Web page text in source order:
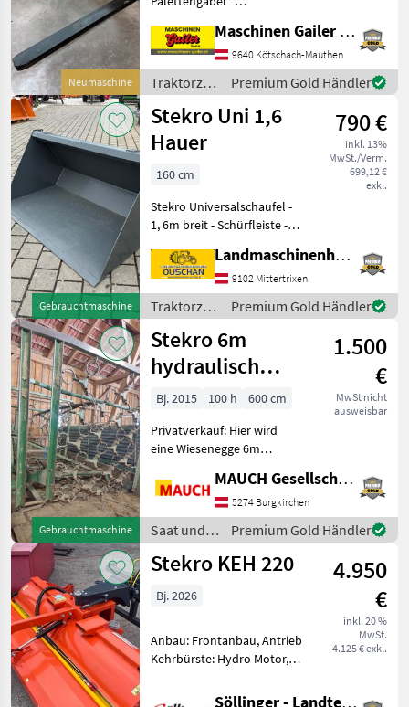
Neumaschine
Zinkenlänge 120 cm *
Zinkendimension Breite 100
mm, Stärke 40 mm *
Tragkraft 2500 kg *
Eigengewicht 21
Maschinen Gailer GmbH
9640 Kötschach-Mauthen
Traktorzubehör
/ Stekro
Premium Gold Händler
Gebrauchtmaschine
Stekro Uni 1,6
Hauer
790 €
inkl. 13%
MwSt./Verm.
699,12 €
exkl.
160 cm
Stekro Universalschaufel -
1, 6m breit - Schürfleiste -
verfügbar Wir sind gerne
telefonisch für Sie
erreichbar, oder besuche
Landmaschinenhandel Ouschan Anton
9102 Mittertrixen
Traktorzubehör
/ Stekro
Premium Gold Händler
Gebrauchtmaschine
Stekro 6m
hydraulisch
Klappbar
1.500
€
MwSt nicht
ausweisbar
Bj. 2015 100 h
600 cm
Privatverkauf: Hier wird
eine Wiesenegge 6m
angeboten. Bei weiteren
Fragen einfach telefonisch
oder per Mail melden. Saat
und Pflege Wie
MAUCH Gesellschaft m.b.H. & Co.KG
5274 Burgkirchen
Saat und
Pflege /
Stekro
Premium Gold Händler
Stekro KEH 220
4.950
€
inkl. 20 %
MwSt.
4.125 € exkl.
Bj. 2026
Anbau: Frontanbau, Antrieb
Kehrbürste: Hydro Motor,
Bürstenbesatz:
Söllinger - Landtechnik GmbH